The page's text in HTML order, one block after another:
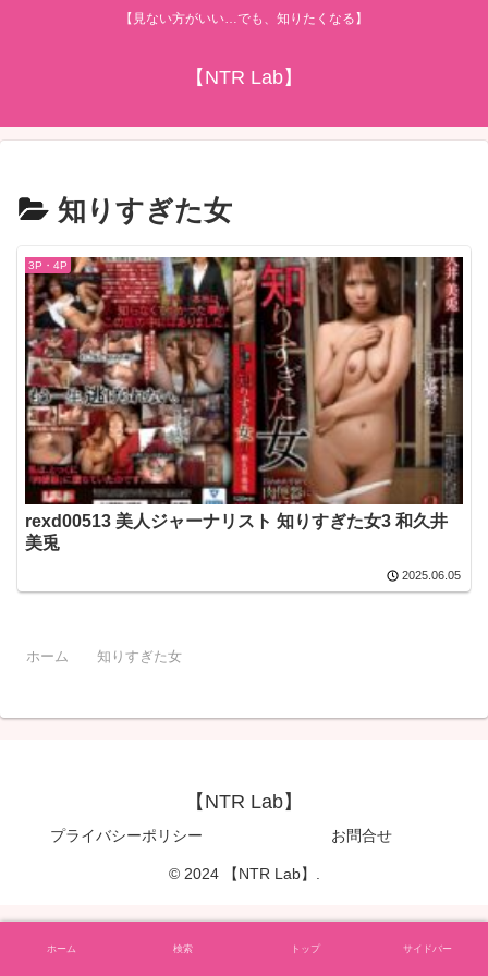
【見ない方がいい…でも、知りたくなる】
【NTR Lab】
知りすぎた女
3P・4P
rexd00513 美人ジャーナリスト 知りすぎた女3 和久井
美兎
2025.06.05
ホーム 知りすぎた女
【NTR Lab】
プライバシーポリシー お問合せ
© 2024 【NTR Lab】.
ホーム 検索 トップ サイドバー